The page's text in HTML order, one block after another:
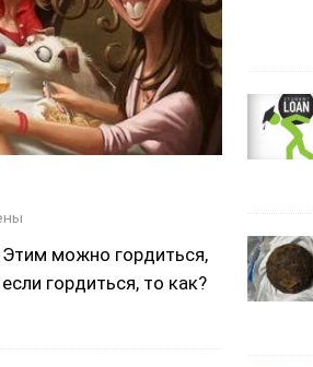
Этим можно гордиться,
гордиться, то как?